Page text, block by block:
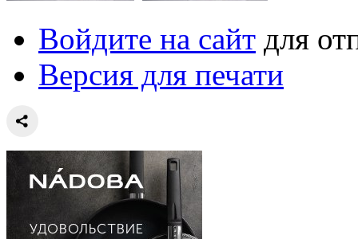
Войдите на сайт для
Версия для печати